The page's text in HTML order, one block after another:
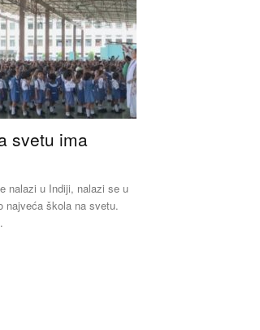
svetu ima
nalazi u Indiji, nalazi se u
najveća škola na svetu.